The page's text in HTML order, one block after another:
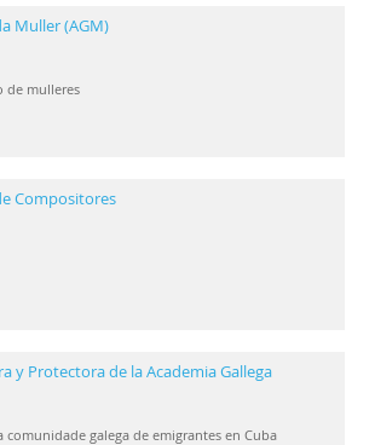
Muller (AGM)
de mulleres
Compositores
y Protectora de la Academia Gallega
galega de emigrantes en Cuba